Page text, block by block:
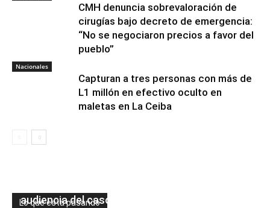
CMH denuncia sobrevaloración de
cirugías bajo decreto de emergencia:
“No se negociaron precios a favor del
pueblo”
Nacionales
Capturan a tres personas con más de
L1 millón en efectivo oculto en
maletas en La Ceiba
Lo que está pasando
audiencia del caso Pandora II